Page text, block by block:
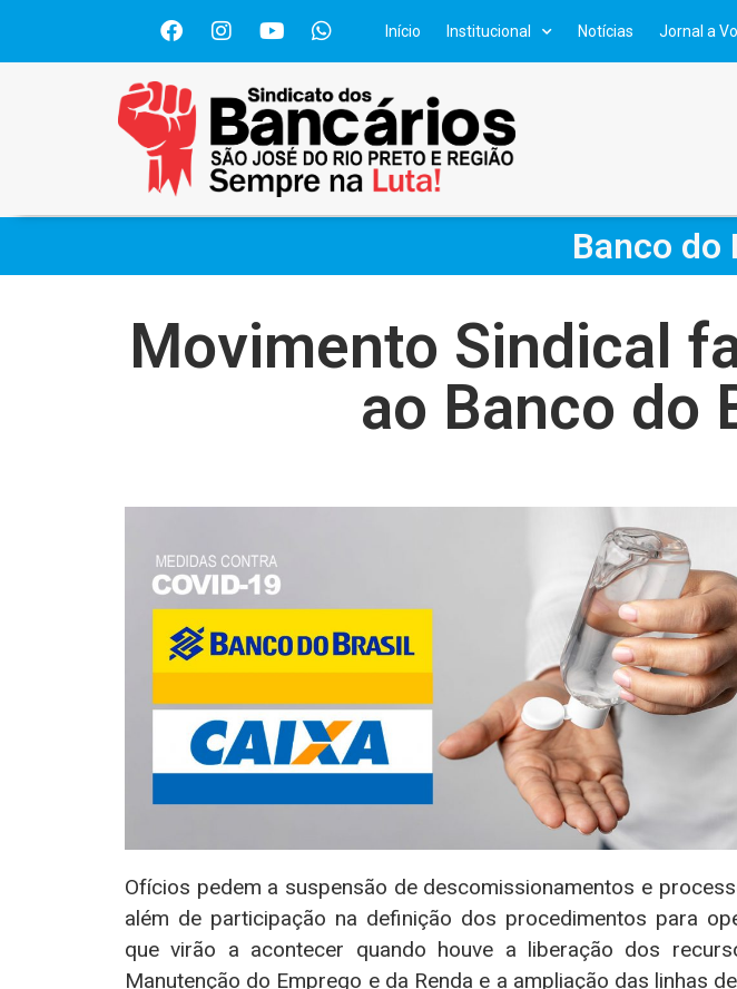
Início Institucional Notícias Jornal a
Banco do
Movimento Sindical
ao Banco do
Ofícios pedem a suspensão de descomissionamentos e
além de participação na definição dos procedimentos para
que virão a acontecer quando houve a liberação dos
Manutenção do Emprego e da Renda e a ampliação das linhas